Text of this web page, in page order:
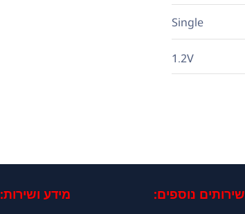
Single
1.2V
שירותים נוספים: מידע ושירות: